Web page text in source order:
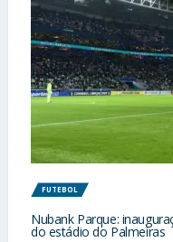
FUTEBOL
Nubank Parque:
do estádio do Palmeiras